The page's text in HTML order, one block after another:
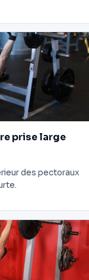
prise large
des pectoraux